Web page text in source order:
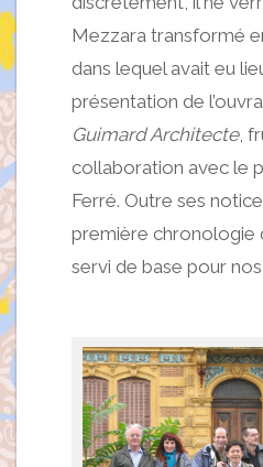
Mezzara transformé
dans lequel avait eu
présentation de
Guimard Architecte,
collaboration avec le
Ferré. Outre ses
première chronologie
servi de base pour